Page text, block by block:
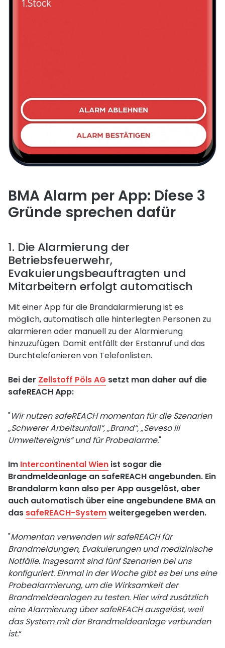
BMA Alarm per App: Diese 3
Gründe sprechen dafür
1. Die Alarmierung der
Betriebsfeuerwehr,
Evakuierungsbeauftragten und
Mitarbeitern erfolgt automatisch
Mit einer App für die Brandalarmierung ist es
möglich, automatisch alle hinterlegten Personen zu
alarmieren oder manuell zu der Alarmierung
hinzuzufügen. Damit entfällt der Erstanruf und das
Durchtelefonieren von Telefonlisten.
Bei der Zellstoff Pöls AG setzt man daher auf die
safeREACH App:
"Wir nutzen safeREACH momentan für die Szenarien
„Schwerer Arbeitsunfall“, „Brand“, „Seveso III
Umweltereignis“ und für Probealarme."
Im Intercontinental Wien ist sogar die
Brandmeldeanlage an safeREACH angebunden. Ein
Brandalarm kann also per App ausgelöst, aber
auch automatisch über eine angebundene BMA an
das safeREACH-Systemweitergegeben werden.
"Momentan verwenden wir safeREACH für
Brandmeldungen, Evakuierungen und medizinische
Notfälle. Insgesamt sind fünf Szenarien bei uns
konfiguriert. Einmal in der Woche gibt es bei uns eine
Probealarmierung, um die Wirksamkeit der
Brandmeldeanlagen zu testen. Hier wird zusätzlich
eine Alarmierung über safeREACH ausgelöst, weil
das System mit der Brandmeldeanlage verbunden
ist.“